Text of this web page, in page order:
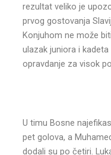
rezultat veliko je
prvog gostovanja
Konjuhom ne može
ulazak juniora i
opravdanje za visok
U timu Bosne
pet golova, a
dodali su po četiri.